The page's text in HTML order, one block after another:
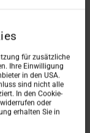
für zusätzliche
Ihre Einwilligung
in den USA.
sind nicht alle
In den Cookie-
oder
erhalten Sie in